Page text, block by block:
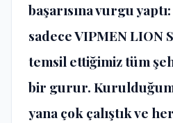
başarısına vurgu
sadece VIPMEN LION
temsil ettiğimiz tüm
bir gurur.
yana çok çalıştık ve